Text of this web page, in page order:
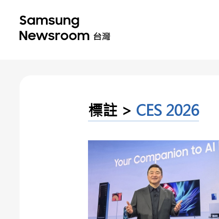
標註 > CES 2026